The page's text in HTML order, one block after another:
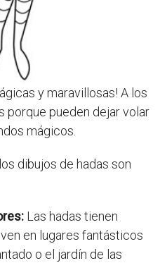
y maravillosas! A los
porque pueden dejar volar
mágicos.
dibujos de hadas son
Las hadas tienen
en lugares fantásticos
o el jardín de las